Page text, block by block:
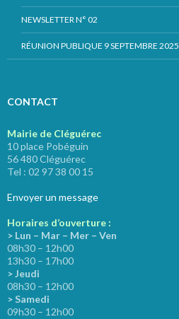
NEWSLETTER N° 02
RÉUNION PUBLIQUE 9 SEPTEMBRE 2025
CONTACT
Mairie de Cléguérec
10 place Pobéguin
56 480 Cléguérec
Tel : 02 97 38 00 15
Envoyer un message
Horaires d’ouverture :
> Lun – Mar – Mer – Ven
08h30 – 12h00
13h30 – 17h00
> Jeudi
08h30 – 12h00
> Samedi
09h30 – 12h00